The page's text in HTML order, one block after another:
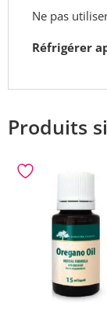
Ne pas
Réfrigérer
Produits